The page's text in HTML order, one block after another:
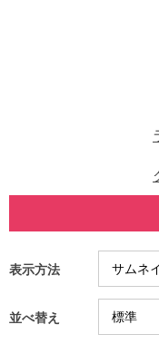
表示方法
並べ替え